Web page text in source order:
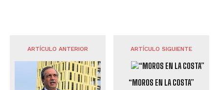
ARTÍCULO ANTERIOR ARTÍCULO SIGUIENTE
“MOROS EN LA COSTA”